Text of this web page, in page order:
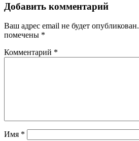
Добавить комментарий
Ваш адрес email не будет опубликован.
помечены *
Комментарий *
Имя *